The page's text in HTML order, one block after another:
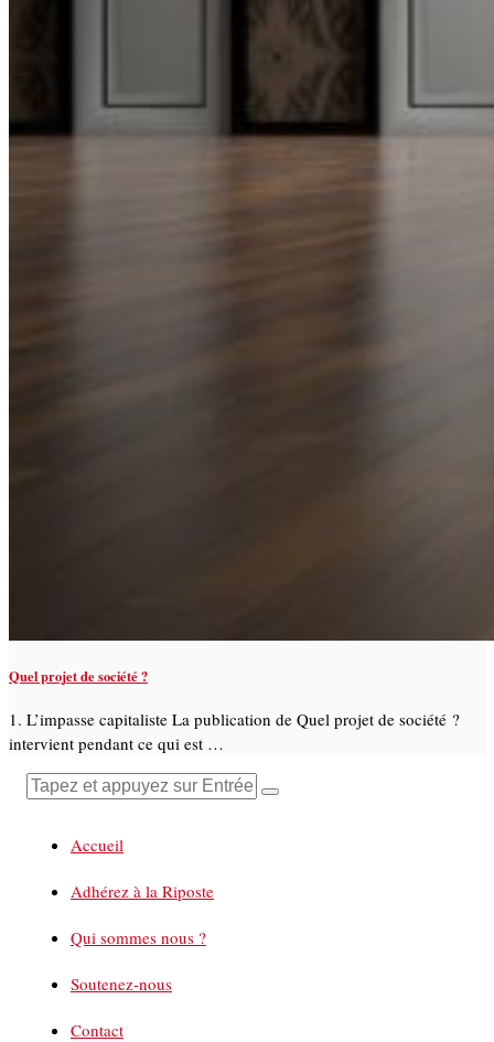
Quel projet de société ?
1. L’impasse capitaliste La publication de Quel projet de société ?
intervient pendant ce qui est …
Accueil
Adhérez à la Riposte
Qui sommes nous ?
Soutenez-nous
Contact